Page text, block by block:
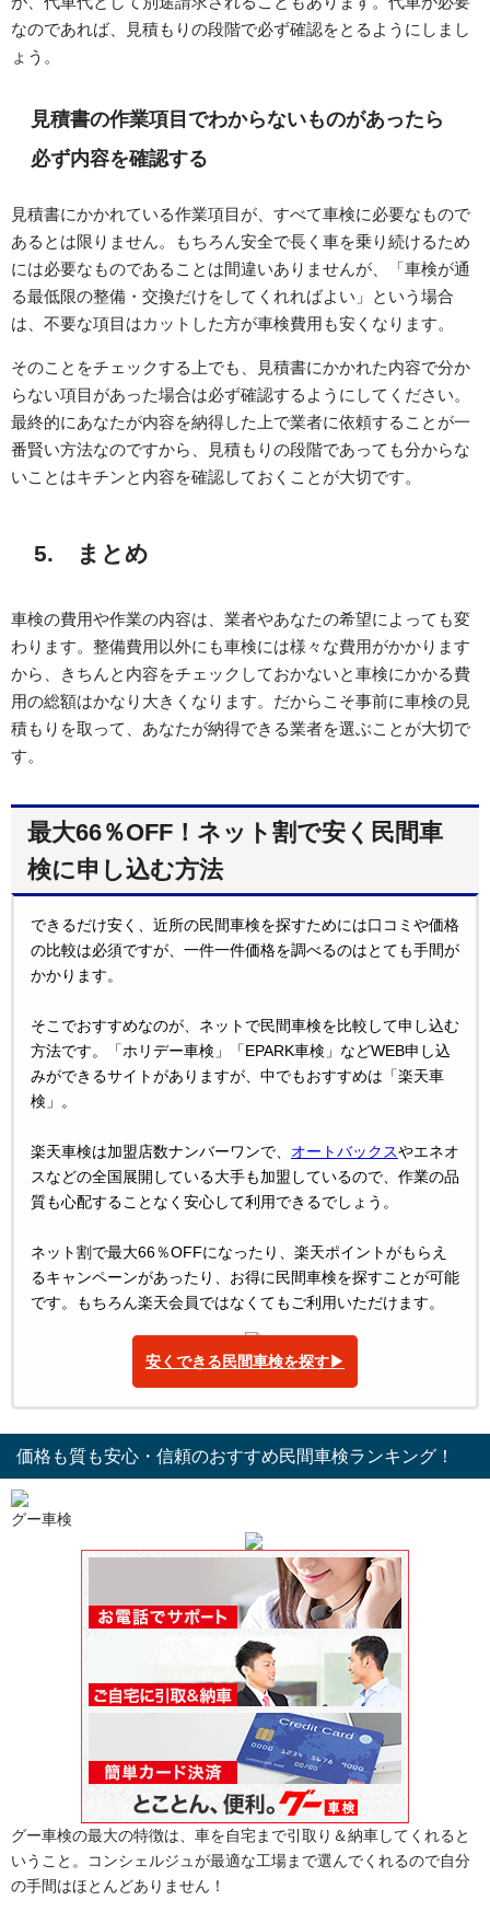
なのであれば、見積もりの段階で必ず確認をとるようにしまし
ょう。
見積書の作業項目でわからないものがあったら
必ず内容を確認する
見積書にかかれている作業項目が、すべて車検に必要なもので
あるとは限りません。もちろん安全で長く車を乗り続けるため
には必要なものであることは間違いありませんが、「車検が通
る最低限の整備・交換だけをしてくれればよい」という場合
は、不要な項目はカットした方が車検費用も安くなります。
そのことをチェックする上でも、見積書にかかれた内容で分か
らない項目があった場合は必ず確認するようにしてください。
最終的にあなたが内容を納得した上で業者に依頼することが一
番賢い方法なのですから、見積もりの段階であっても分からな
いことはキチンと内容を確認しておくことが大切です。
5. まとめ
車検の費用や作業の内容は、業者やあなたの希望によっても変
わります。整備費用以外にも車検には様々な費用がかかります
から、きちんと内容をチェックしておかないと車検にかかる費
用の総額はかなり大きくなります。だからこそ事前に車検の見
積もりを取って、あなたが納得できる業者を選ぶことが大切で
す。
最大66％OFF！ネット割で安く民間車
検に申し込む方法
できるだけ安く、近所の民間車検を探すためには口コミや価格
の比較は必須ですが、一件一件価格を調べるのはとても手間が
かかります。
そこでおすすめなのが、ネットで民間車検を比較して申し込む
方法です。「ホリデー車検」「EPARK車検」などWEB申し込
みができるサイトがありますが、中でもおすすめは「楽天車
検」。
楽天車検は加盟店数ナンバーワンで、 オートバックス やエネオ
スなどの全国展開している大手も加盟しているので、作業の品
質も心配することなく安心して利用できるでしょう。
ネット割で最大66％OFFになったり、楽天ポイントがもらえ
るキャンペーンがあったり、お得に民間車検を探すことが可能
です。もちろん楽天会員ではなくてもご利用いただけます。
安くできる民間車検を探す▶︎
価格も質も安心・信頼のおすすめ民間車検ランキング！
グー車検
グー車検の最大の特徴は、車を自宅まで引取り＆納車してくれると
いうこと。コンシェルジュが最適な工場まで選んでくれるので自分
の手間はほとんどありません！